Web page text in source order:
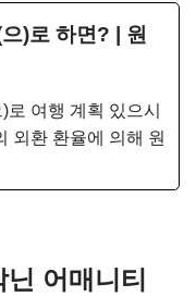
)로 하면? | 원
여행 계획 있으시
외환 환율에 의해 원
어매니티